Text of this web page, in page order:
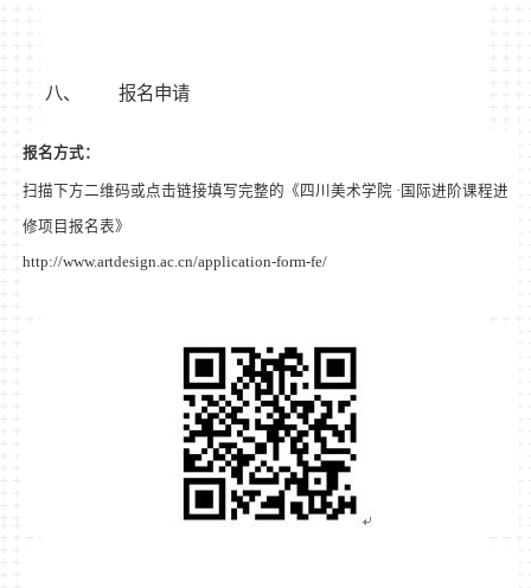
八、 报名申请
报名方式：
扫描下方二维码或点击链接填写完整的《四川美术学院 · 国际进阶课程进
修项目报名表》
http://www.artdesign.ac.cn/application-form-fe/